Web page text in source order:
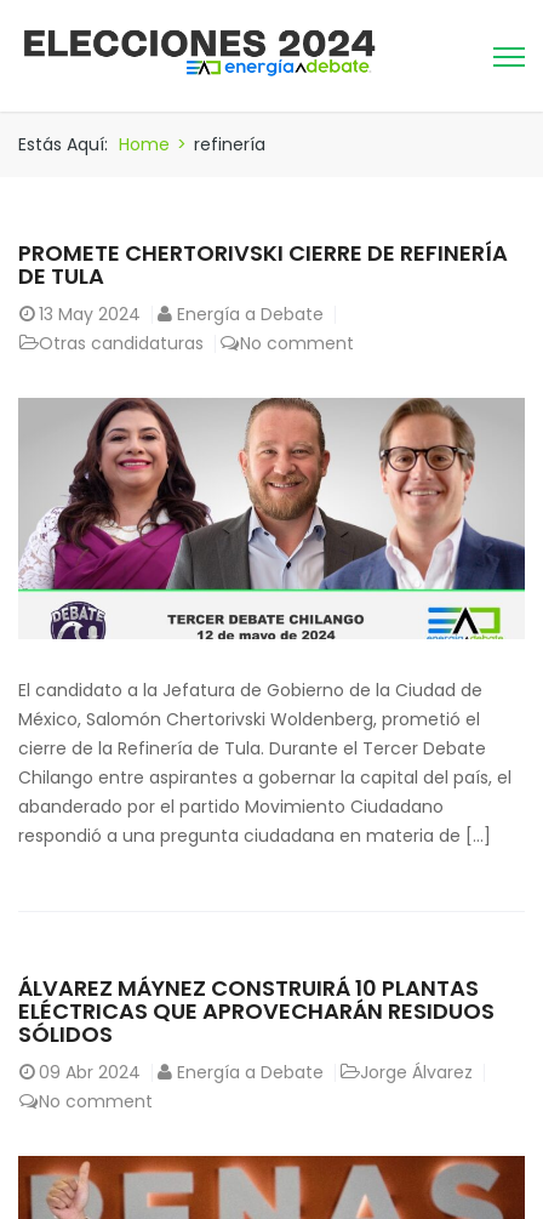
Estás Aquí: Home > refinería
PROMETE CHERTORIVSKI CIERRE DE REFINERÍA
DE TULA
13 May 2024
Energía a Debate
Otras candidaturas
No comment
El candidato a la Jefatura de Gobierno de la Ciudad de
México, Salomón Chertorivski Woldenberg, prometió el
cierre de la Refinería de Tula. Durante el Tercer Debate
Chilango entre aspirantes a gobernar la capital del país, el
abanderado por el partido Movimiento Ciudadano
respondió a una pregunta ciudadana en materia de […]
ÁLVAREZ MÁYNEZ CONSTRUIRÁ 10 PLANTAS
ELÉCTRICAS QUE APROVECHARÁN RESIDUOS
SÓLIDOS
09 Abr 2024 Energía a Debate
Jorge Álvarez
No comment